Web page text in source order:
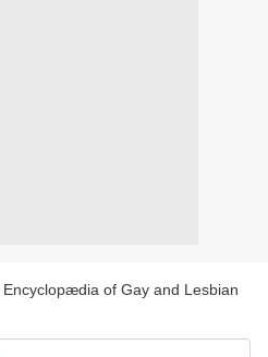
Encyclopædia of Gay and Lesbian